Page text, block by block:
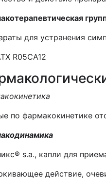
для устранения
R05CА12
по фармакокинетике
s.a., капли для
действие,